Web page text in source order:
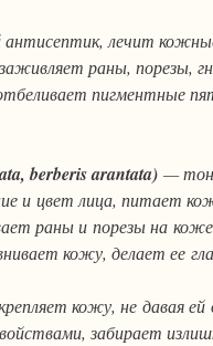
лечит
раны, порезы,
пигментные
berberis arantata) —
и цвет лица, питает
раны и порезы на
кожу, делает ее
кожу, не давая ей
забирает